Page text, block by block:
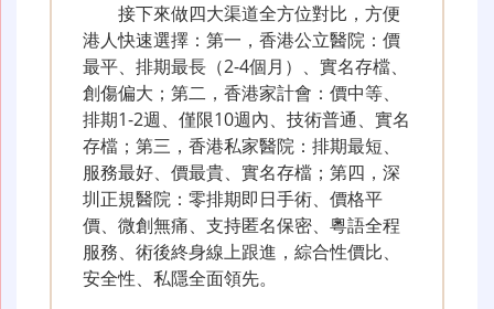
接下來做四大渠道全方位對比，方便
港人快速選擇：第一，香港公立醫院：價
最平、排期最長（2-4個月）、實名存檔、
創傷偏大；第二，香港家計會：價中等、
排期1-2週、僅限10週內、技術普通、實名
存檔；第三，香港私家醫院：排期最短、
服務最好、價最貴、實名存檔；第四，深
圳正規醫院：零排期即日手術、價格平
價、微創無痛、支持匿名保密、粵語全程
服務、術後終身線上跟進，綜合性價比、
安全性、私隱全面領先。